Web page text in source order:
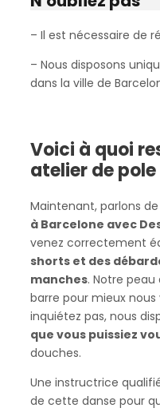
– Il est nécessaire de
– Nous disposons
dans la ville de
Voici à quoi
atelier de
Maintenant, parlons
à Barcelone avec
venez correctement
shorts et des
manches. Notre
barre pour mieux
inquiétez pas, nous
que vous puissiez
douches.
Une instructrice
de cette danse pour